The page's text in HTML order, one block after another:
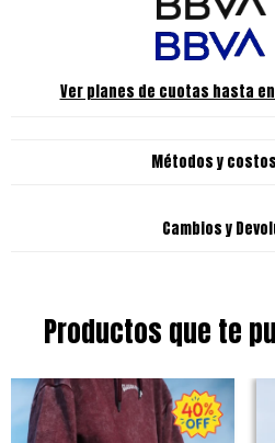
Ver planes de cuotas hasta
Métodos y
Cambios y
Productos que te